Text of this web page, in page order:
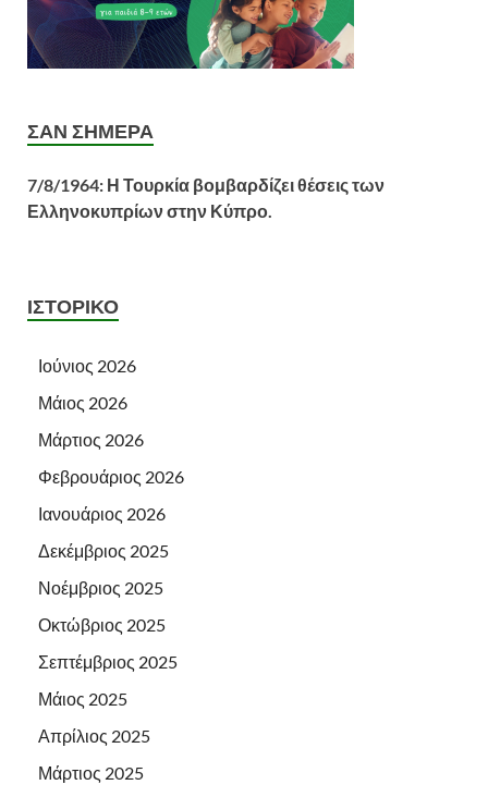
ΣΑΝ ΣΉΜΕΡΑ
7/8/1964: Η Τουρκία βομβαρδίζει θέσεις των
Ελληνοκυπρίων στην Κύπρο.
ΙΣΤΟΡΙΚΌ
Ιούνιος 2026
Μάιος 2026
Μάρτιος 2026
Φεβρουάριος 2026
Ιανουάριος 2026
Δεκέμβριος 2025
Νοέμβριος 2025
Οκτώβριος 2025
Σεπτέμβριος 2025
Μάιος 2025
Απρίλιος 2025
Μάρτιος 2025